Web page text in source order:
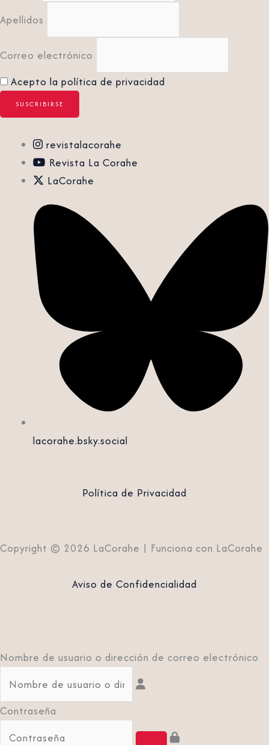
Apellidos
Correo electrónico
Acepto la política de privacidad
revistalacorahe
Revista La Corahe
LaCorahe
lacorahe.bsky.social‬
Política de Privacidad
Copyright © 2026 LaCorahe | Funciona con LaCorahe
Aviso de Confidencialidad
Nombre de usuario o dirección de correo electrónico
Contraseña